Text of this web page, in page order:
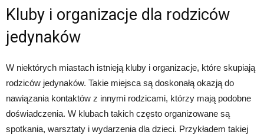
Kluby i organizacje dla rodziców
jedynaków
W niektórych miastach istnieją kluby i organizacje, które skupiają
rodziców jedynaków. Takie miejsca są doskonałą okazją do
nawiązania kontaktów z innymi rodzicami, którzy mają podobne
doświadczenia. W klubach takich często organizowane są
spotkania, warsztaty i wydarzenia dla dzieci. Przykładem takiej